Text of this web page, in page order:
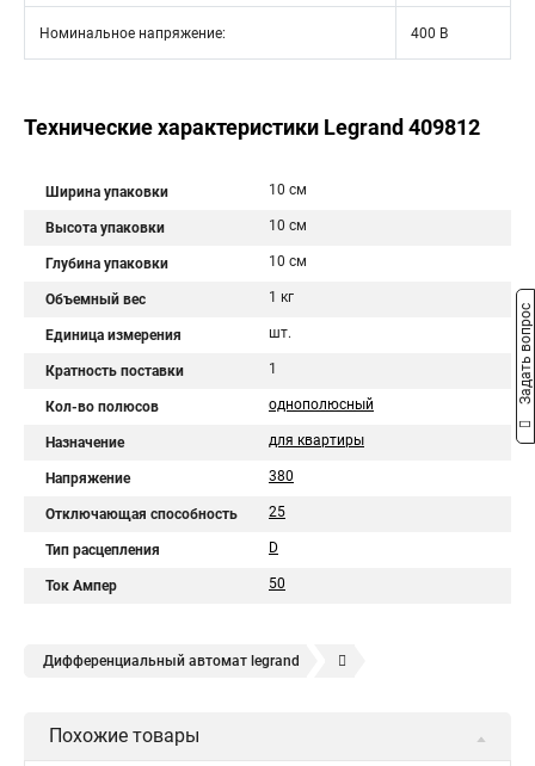
Номинальное напряжение: 400 В
Технические характеристики Legrand 409812
Ширина упаковки 10 см
Высота упаковки 10 см
Глубина упаковки 10 см
Объемный вес 1 кг
Единица измерения шт.
Кратность поставки 1
Кол-во полюсов однополюсный
Назначение для квартиры
Напряжение 380
Отключающая способность 25
Тип расцепления D
Ток Ампер 50
Дифференциальный автомат legrand
Похожие товары
Задать вопрос